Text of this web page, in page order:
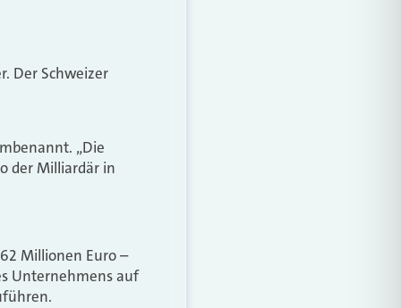
Der Schweizer
„Die
der Milliardär in
Millionen Euro –
Unternehmens auf